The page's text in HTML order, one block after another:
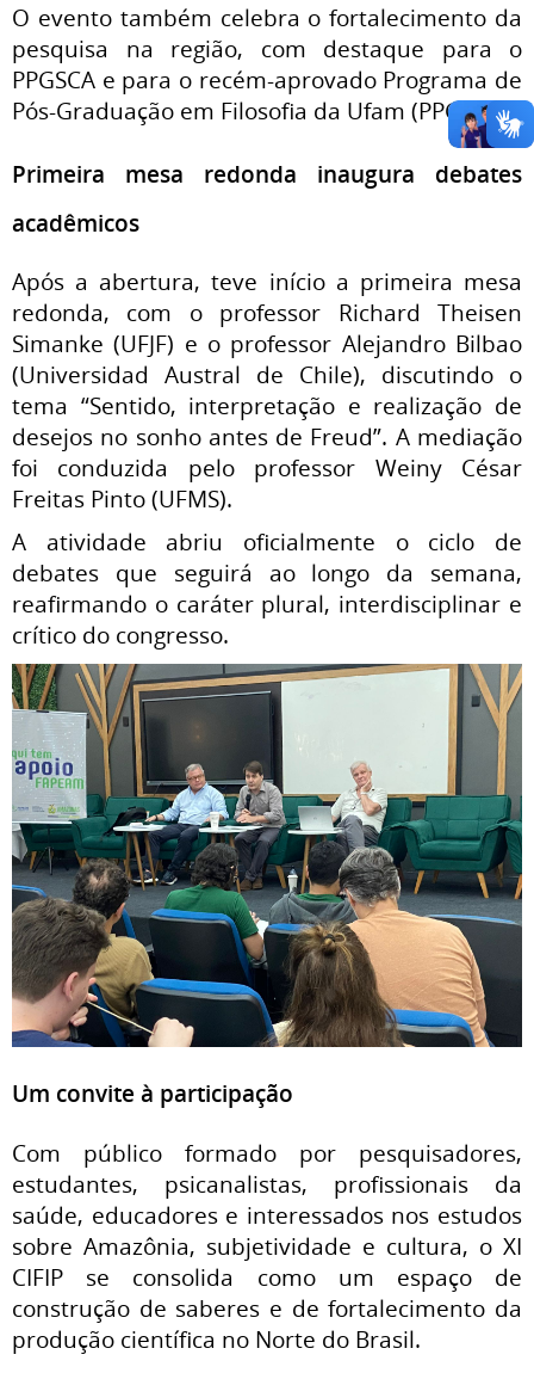
O evento também celebra o fortalecimento da
pesquisa na região, com destaque para o
PPGSCA e para o recém-aprovado Programa de
Pós-Graduação em Filosofia da Ufam (PPGF).
Primeira mesa redonda inaugura debates
acadêmicos
Após a abertura, teve início a primeira mesa
redonda, com o professor Richard Theisen
Simanke (UFJF) e o professor Alejandro Bilbao
(Universidad Austral de Chile), discutindo o
tema “Sentido, interpretação e realização de
desejos no sonho antes de Freud”. A mediação
foi conduzida pelo professor Weiny César
Freitas Pinto (UFMS).
A atividade abriu oficialmente o ciclo de
debates que seguirá ao longo da semana,
reafirmando o caráter plural, interdisciplinar e
crítico do congresso.
Um convite à participação
Com público formado por pesquisadores,
estudantes, psicanalistas, profissionais da
saúde, educadores e interessados nos estudos
sobre Amazônia, subjetividade e cultura, o XI
CIFIP se consolida como um espaço de
construção de saberes e de fortalecimento da
produção científica no Norte do Brasil.